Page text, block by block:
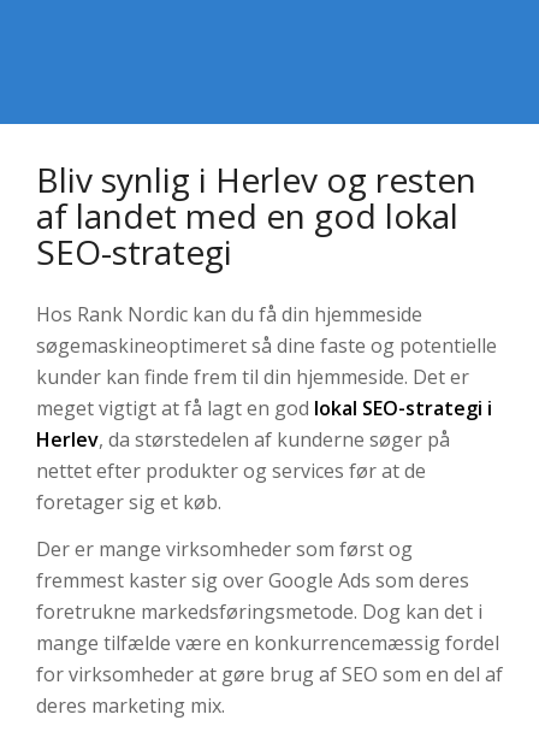
Bliv synlig i Herlev og resten
af landet med en god lokal
SEO-strategi
Hos Rank Nordic kan du få din hjemmeside
søgemaskineoptimeret så dine faste og potentielle
kunder kan finde frem til din hjemmeside. Det er
meget vigtigt at få lagt en god lokal SEO-strategi i
Herlev, da størstedelen af kunderne søger på
nettet efter produkter og services før at de
foretager sig et køb.
Der er mange virksomheder som først og
fremmest kaster sig over Google Ads som deres
foretrukne markedsføringsmetode. Dog kan det i
mange tilfælde være en konkurrencemæssig fordel
for virksomheder at gøre brug af SEO som en del af
deres marketing mix.